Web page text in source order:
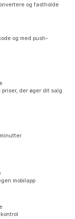
og fastholde
og med push-
der øger dit salg.
mobilapp